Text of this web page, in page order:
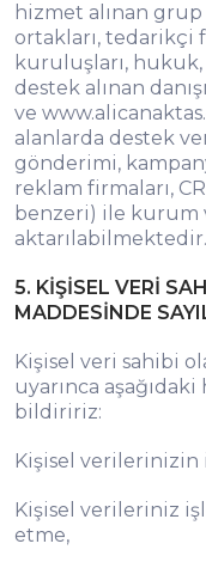
hizmet alınan
ortakları, tedarikçi
kuruluşları,
destek alınan
ve
alanlarda destek
gönderimi,
reklam firmaları,
benzeri) ile kurum
aktarılabilmektedir.
5. KİŞİSEL VERİ
MADDESİNDE
Kişisel veri sahibi
uyarınca
bildiririz:
Kişisel
Kişisel verileriniz
etme,